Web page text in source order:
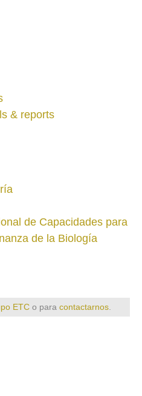
& reports
de Capacidades para
de la Biología
ETC o para contactarnos.